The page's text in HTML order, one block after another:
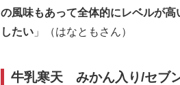
の風味もあって全体的にレベルが
したい 」（はなともさん）
牛乳寒天 みかん入り/セブ